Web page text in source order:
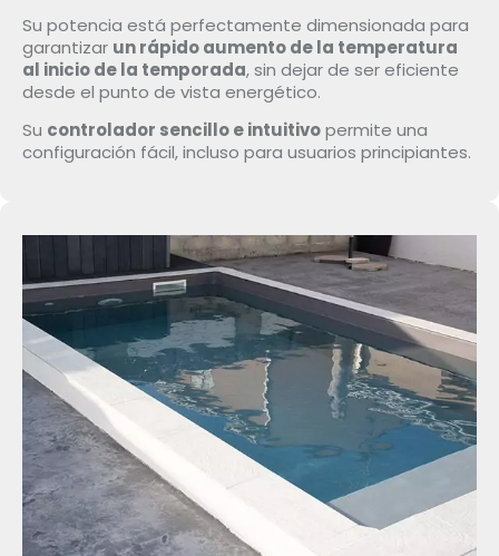
Su potencia está perfectamente dimensionada para
garantizar un rápido aumento de la temperatura
al inicio de la temporada, sin dejar de ser eficiente
desde el punto de vista energético.
Su controlador sencillo e intuitivopermite una
configuración fácil, incluso para usuarios principiantes.